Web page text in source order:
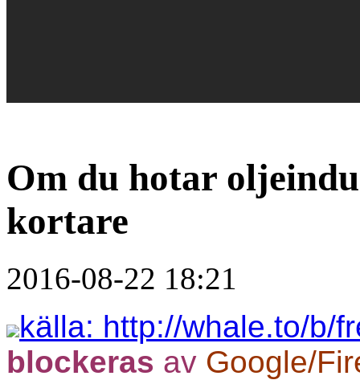
Om du hotar
kortare
2016-08-22 18:21
källa: http://whale.to/b/
blockeras av Google/